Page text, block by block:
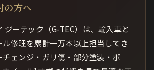
の方へ
ジーテック（G-TEC）は、輸入車と
修理を累計一万本以上担当してき
チェンジ・ガリ傷・部分塗装・ポ